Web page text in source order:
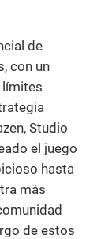
de
con un
límites
Studio
el juego
hasta
más
de estos